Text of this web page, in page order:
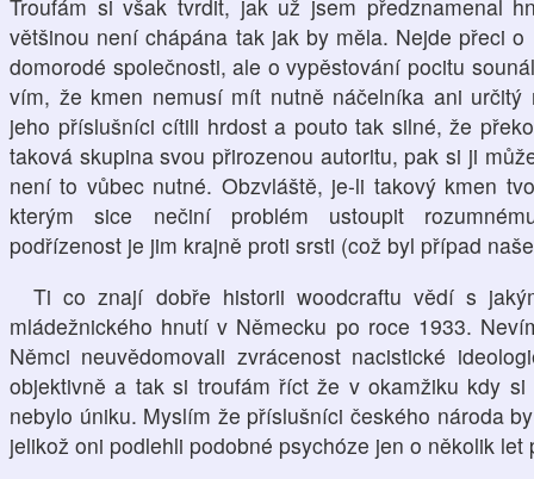
Troufám si však tvrdit, jak už jsem předznamenal
většinou není chápána tak jak by měla. Nejde přeci
domorodé společnosti, ale o vypěstování pocitu
vím, že kmen nemusí mít nutně náčelníka ani určitý
jeho příslušníci cítili hrdost a pouto tak silné, že
taková skupina svou přirozenou autoritu, pak si ji
není to vůbec nutné. Obzvláště, je-li takový kmen
kterým sice nečiní problém ustoupit
podřízenost je jim krajně proti srsti (což byl případ
Ti co znají dobře historii woodcraftu vědí s
mládežnického hnutí v Německu po roce 1933.
Němci neuvědomovali zvrácenost nacistické
objektivně a tak si troufám říct že v okamžiku kdy
nebylo úniku. Myslím že příslušníci českého národa
jelikož oni podlehli podobné psychóze jen o několik let